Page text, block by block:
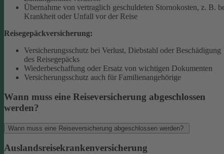
Übernahme von vertraglich geschuldeten Stornokosten, z. B.
Krankheit oder Unfall vor der Reise
Reisegepäckversicherung:
Versicherungsschutz bei Verlust, Diebstahl oder Beschädigung
des Reisegepäcks
Wiederbeschaffung oder Ersatz von wichtigen Dokumenten
Versicherungsschutz auch für Familienangehörige
Wann muss eine Reiseversicherung abgeschlossen
werden?
Wann muss eine Reiseversicherung abgeschlossen werden?
Auslandsreisekrankenversicherung